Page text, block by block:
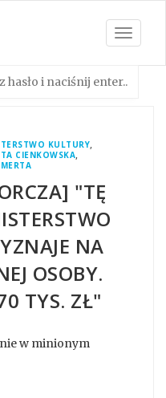
Toggle
KULTURY,
CIENKOWSKA,
"TĘ
NA
OSOBY.
TYS. ZŁ"
w minionym